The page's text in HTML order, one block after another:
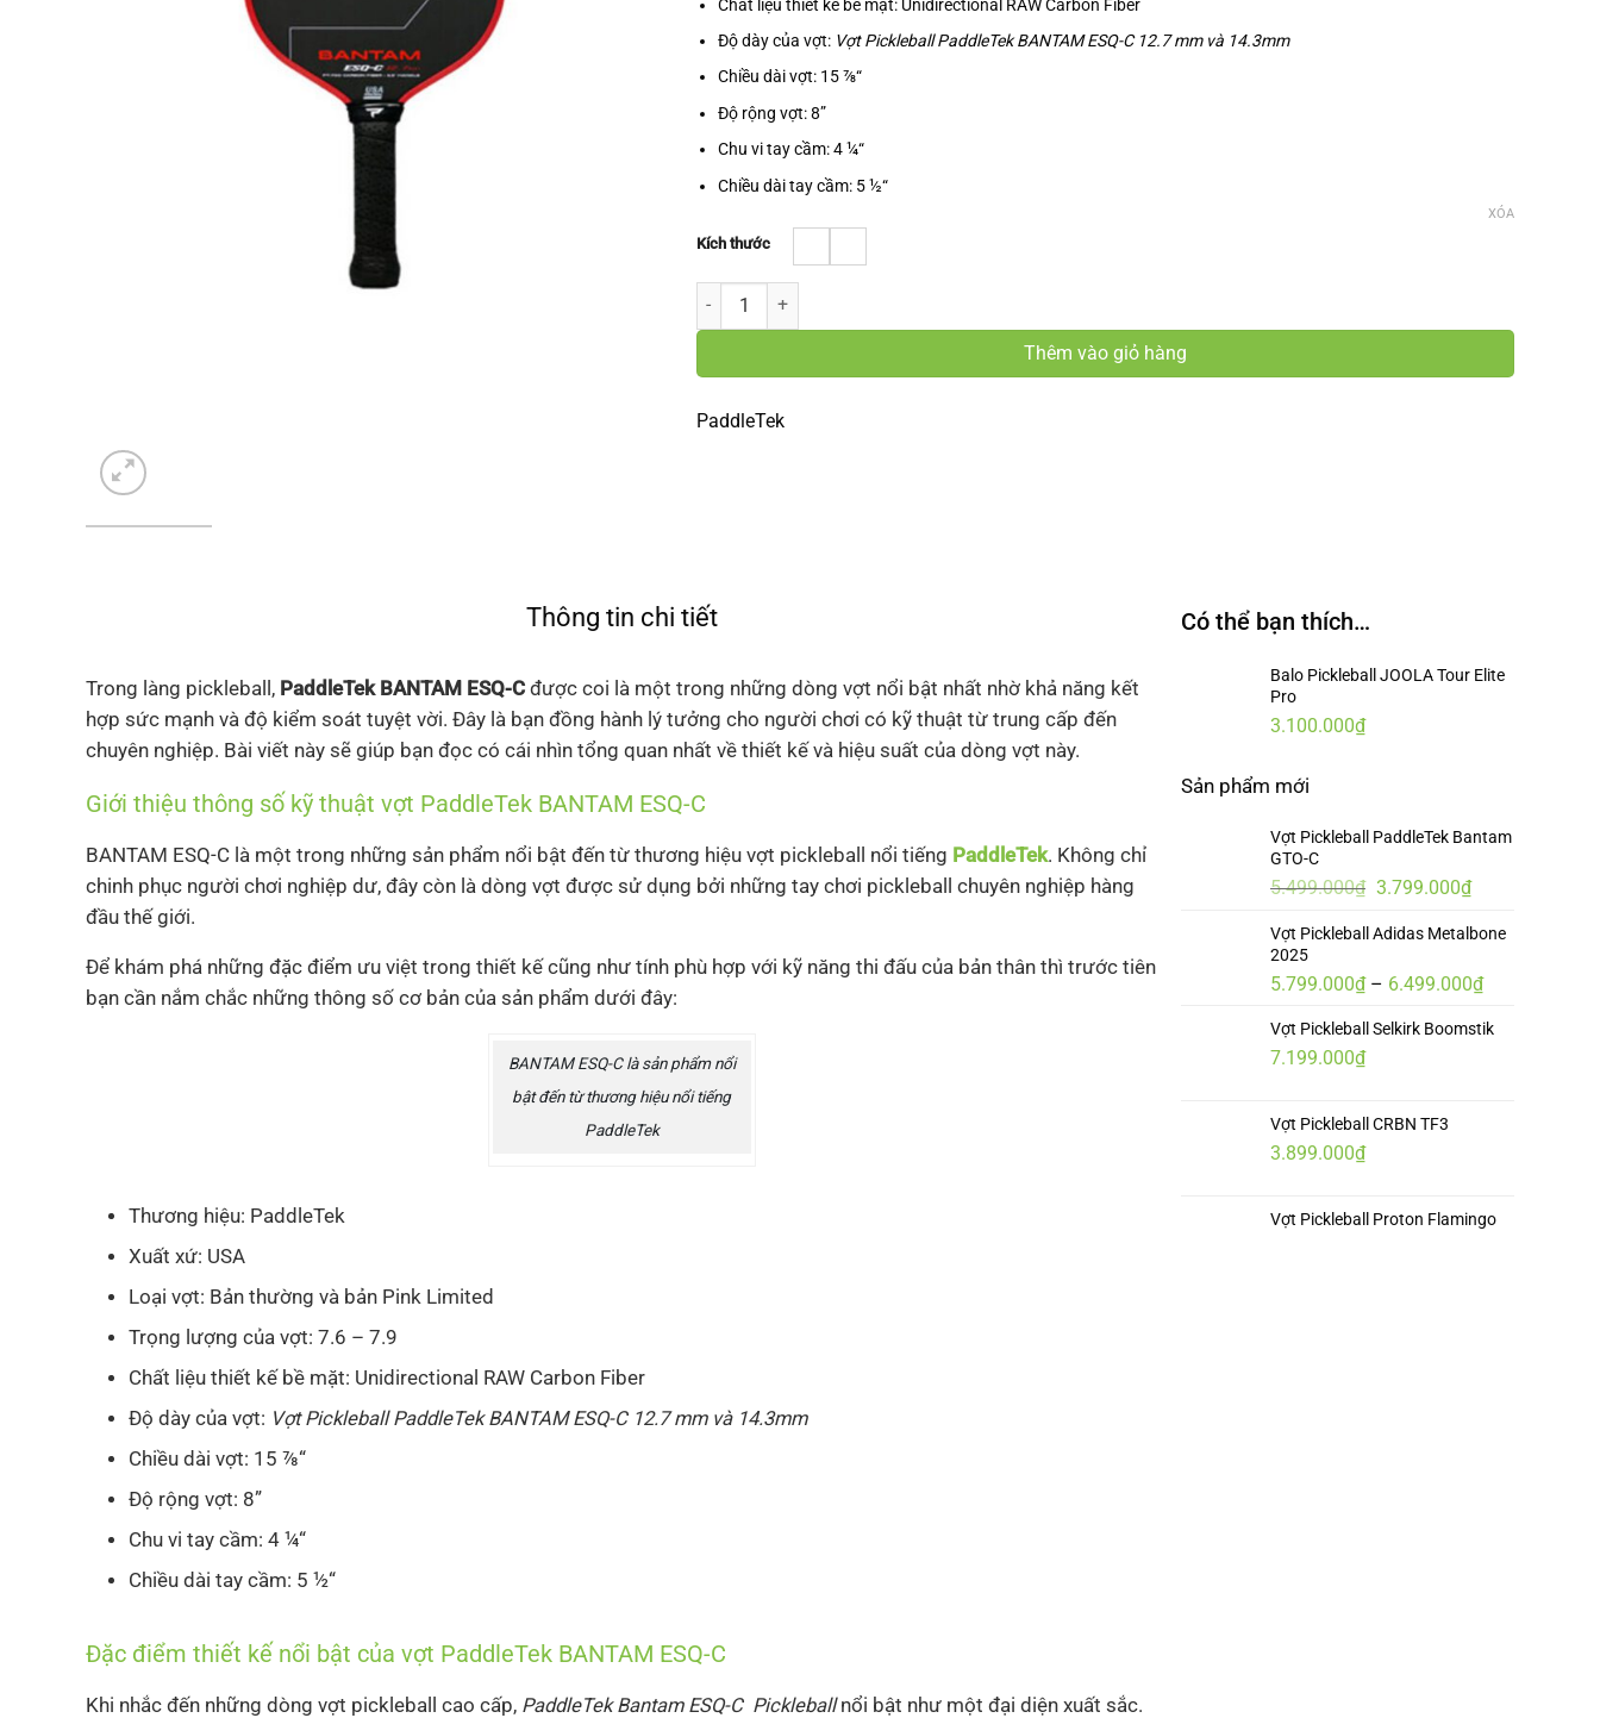
Chất liệu thiết kế bề mặt: Unidirectional RAW Carbon Fiber
Độ dày của vợt: Vợt Pickleball PaddleTek BANTAM ESQ-C 12.7 mm và 14.3mm
Chiều dài vợt: 15 ⅞“
Độ rộng vợt: 8”
Chu vi tay cầm: 4 ¼“
Chiều dài tay cầm: 5 ½“
Kích thước
XÓA
Vợt Pickleball PaddleTek Bantam ESQ-C số lượng
Thêm vào giỏ hàng
PaddleTek
Thông tin chi tiết
Trong làng pickleball, PaddleTek BANTAM ESQ-C được coi là một trong những dòng vợt nổi bật nhất nhờ khả năng kết
hợp sức mạnh và độ kiểm soát tuyệt vời. Đây là bạn đồng hành lý tưởng cho người chơi có kỹ thuật từ trung cấp đến
chuyên nghiệp. Bài viết này sẽ giúp bạn đọc có cái nhìn tổng quan nhất về thiết kế và hiệu suất của dòng vợt này.
Giới thiệu thông số kỹ thuật vợt PaddleTek BANTAM ESQ-C
BANTAM ESQ-C là một trong những sản phẩm nổi bật đến từ thương hiệu vợt pickleball nổi tiếng PaddleTek. Không chỉ
chinh phục người chơi nghiệp dư, đây còn là dòng vợt được sử dụng bởi những tay chơi pickleball chuyên nghiệp hàng
đầu thế giới.
Để khám phá những đặc điểm ưu việt trong thiết kế cũng như tính phù hợp với kỹ năng thi đấu của bản thân thì trước tiên
bạn cần nắm chắc những thông số cơ bản của sản phẩm dưới đây:
BANTAM ESQ-C là sản phẩm nổi
bật đến từ thương hiệu nổi tiếng
PaddleTek
Thương hiệu: PaddleTek
Xuất xứ: USA
Loại vợt: Bản thường và bản Pink Limited
Trọng lượng của vợt: 7.6 – 7.9
Chất liệu thiết kế bề mặt: Unidirectional RAW Carbon Fiber
Độ dày của vợt: Vợt Pickleball PaddleTek BANTAM ESQ-C 12.7 mm và 14.3mm
Chiều dài vợt: 15 ⅞“
Độ rộng vợt: 8”
Chu vi tay cầm: 4 ¼“
Chiều dài tay cầm: 5 ½“
Đặc điểm thiết kế nổi bật của vợt PaddleTek BANTAM ESQ-C
Khi nhắc đến những dòng vợt pickleball cao cấp, PaddleTek Bantam ESQ-C Pickleballnổi bật như một đại diện xuất sắc.
Có thể bạn thích…
Balo Pickleball JOOLA Tour Elite
Pro
3.100.000₫
Sản phẩm mới
Vợt Pickleball PaddleTek Bantam
GTO-C
5.499.000₫ Giá
là:
3.799.000₫Giá
tại
3.799.000₫.
Vợt Pickleball Adidas Metalbone
2025
5.799.000₫ – 6.499.000₫Khoảng
từ
Vợt Pickleball Selkirk Boomstik
7.199.000₫
Vợt Pickleball CRBN TF3
3.899.000₫
Vợt Pickleball Proton Flamingo